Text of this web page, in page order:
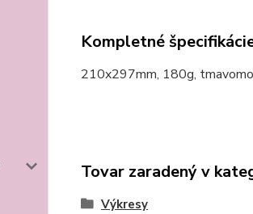
Kompletné
210x297mm, 180g,
Tovar zaradený v
Výkresy